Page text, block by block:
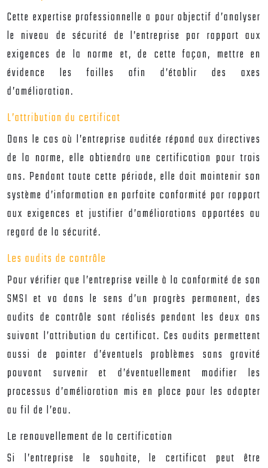
Cette expertise professionnelle a pour objectif d’analyser
le niveau de sécurité de l’entreprise par rapport aux
exigences de la norme et, de cette façon, mettre en
évidence les failles afin d’établir des axes
d’amélioration.
L’attribution du certificat
Dans le cas où l’entreprise auditée répond aux directives
de la norme, elle obtiendra une certification pour trois
ans. Pendant toute cette période, elle doit maintenir son
système d’information en parfaite conformité par rapport
aux exigences et justifier d’améliorations apportées au
regard de la sécurité.
Les audits de contrôle
Pour vérifier que l’entreprise veille à la conformité de son
SMSI et va dans le sens d’un progrès permanent, des
audits de contrôle sont réalisés pendant les deux ans
suivant l’attribution du certificat. Ces audits permettent
aussi de pointer d’éventuels problèmes sans gravité
pouvant survenir et d’éventuellement modifier les
processus d’amélioration mis en place pour les adapter
au fil de l’eau.
Le renouvellement de la certification
Si l’entreprise le souhaite, le certificat peut être